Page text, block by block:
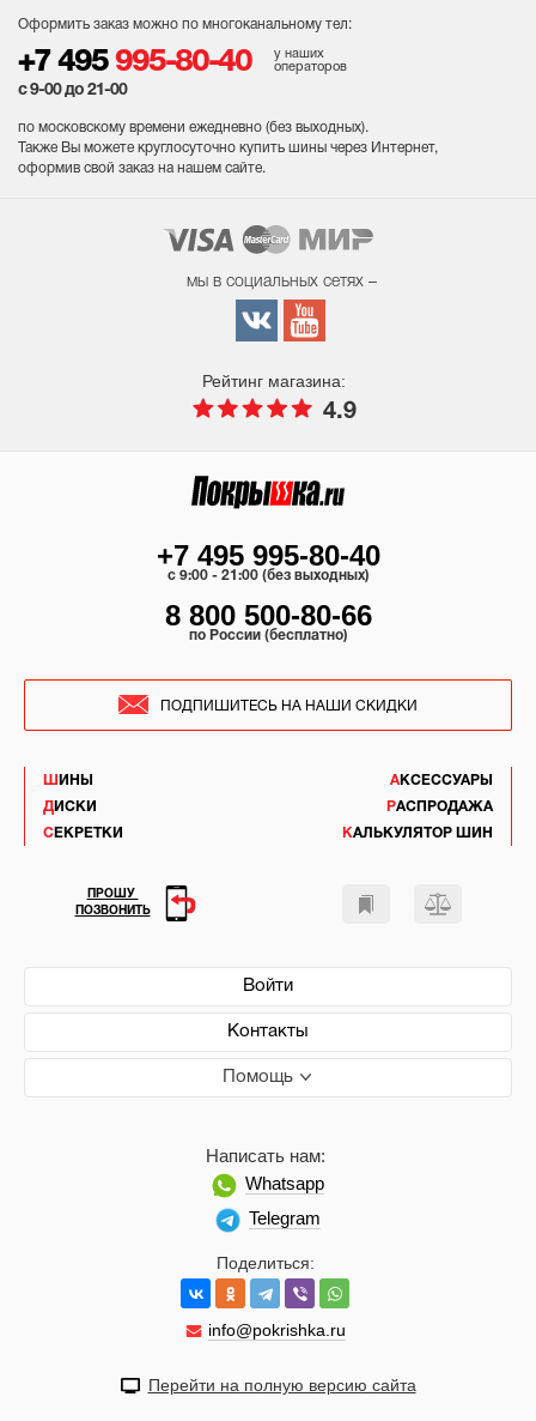
Оформить заказ можно по многоканальному тел:
+7 495 995-80-40
у наших
операторов
с 9-00 до 21-00
по московскому времени ежедневно (без выходных).
Также Вы можете круглосуточно купить шины через Интернет,
оформив свой заказ на нашем сайте.
мы в социальных сетях –
Рейтинг магазина:
4.9
ШИНЫ
ДИСКИ
СЕКРЕТКИ
АКСЕССУАРЫ
РАСПРОДАЖА
КАЛЬКУЛЯТОР ШИН
Войти
Контакты
Помощь
Поделиться:
info@pokrishka.ru
Написать нам:
Whatsapp
Telegram
+7 495 995-80-40
c 9:00 - 21:00 (без выходных)
8 800 500-80-66
по России (бесплатно)
ПОДПИШИТЕСЬ НА НАШИ СКИДКИ
ПРОШУ
ПОЗВОНИТЬ
Перейти на полную версию сайта